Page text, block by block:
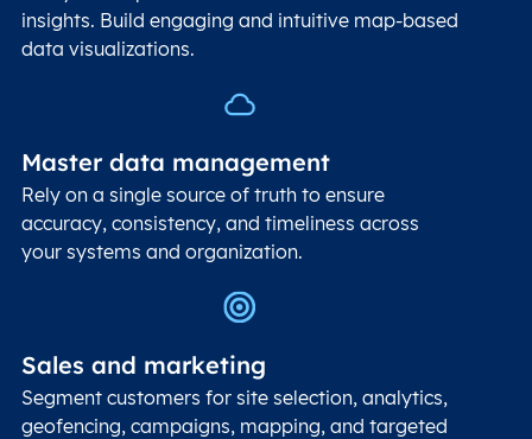
insights. Build engaging and intuitive map-based
data visualizations.
Master data management
Rely on a single source of truth to ensure
accuracy, consistency, and timeliness across
your systems and organization.
Sales and marketing
Segment customers for site selection, analytics,
geofencing, campaigns, mapping, and targeted